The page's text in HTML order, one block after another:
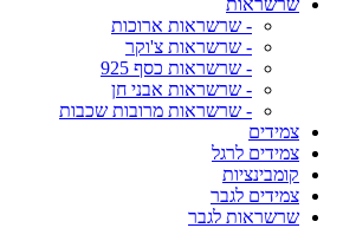
שרשראות
- שרשראות ארוכות
- שרשראות צ'וקר
- שרשראות כסף 925
- שרשראות אבני חן
- שרשראות מרובות שכבות
צמידים
צמידים לרגל
קומבינציות
צמידים לגבר
שרשראות לגבר